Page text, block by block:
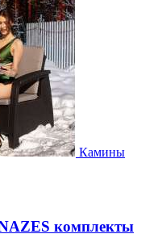
Камины
комплекты